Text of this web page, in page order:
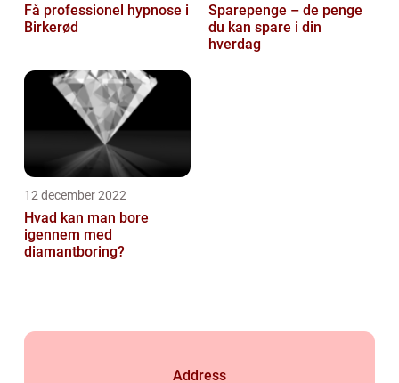
Få professionel hypnose i
Birkerød
Sparepenge – de penge
du kan spare i din
hverdag
12 december 2022
Hvad kan man bore
igennem med
diamantboring?
Address